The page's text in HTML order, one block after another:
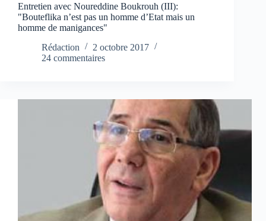
Entretien avec Noureddine Boukrouh (III):
"Bouteflika n’est pas un homme d’Etat mais un
homme de manigances"
Rédaction
2 octobre 2017
24 commentaires